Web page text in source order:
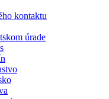
kontaktu
úrade